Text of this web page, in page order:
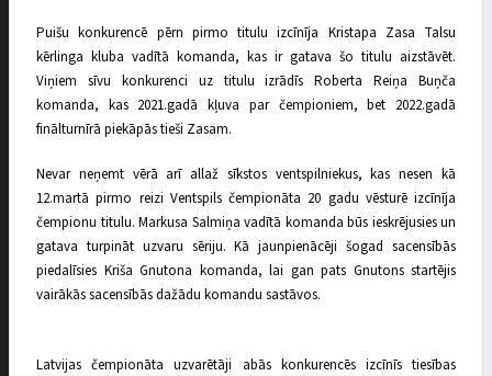
Puišu konkurencē pērn pirmo titulu izcīnīja Kristapa Zasa Talsu
kērlinga kluba vadītā komanda, kas ir gatava šo titulu aizstāvēt.
Viņiem sīvu konkurenci uz titulu izrādīs Roberta Reiņa Buņča
komanda, kas 2021.gadā kļuva par čempioniem, bet 2022.gadā
finālturnīrā piekāpās tieši Zasam.
Nevar neņemt vērā arī allaž sīkstos ventspilniekus, kas nesen kā
12.martā pirmo reizi Ventspils čempionāta 20 gadu vēsturē izcīnīja
čempionu titulu. Markusa Salmiņa vadītā komanda būs ieskrējusies un
gatava turpināt uzvaru sēriju. Kā jaunpienācēji šogad sacensībās
piedalīsies Kriša Gnutona komanda, lai gan pats Gnutons startējis
vairākās sacensībās dažādu komandu sastāvos.
Latvijas čempionāta uzvarētāji abās konkurencēs izcīnīs tiesības